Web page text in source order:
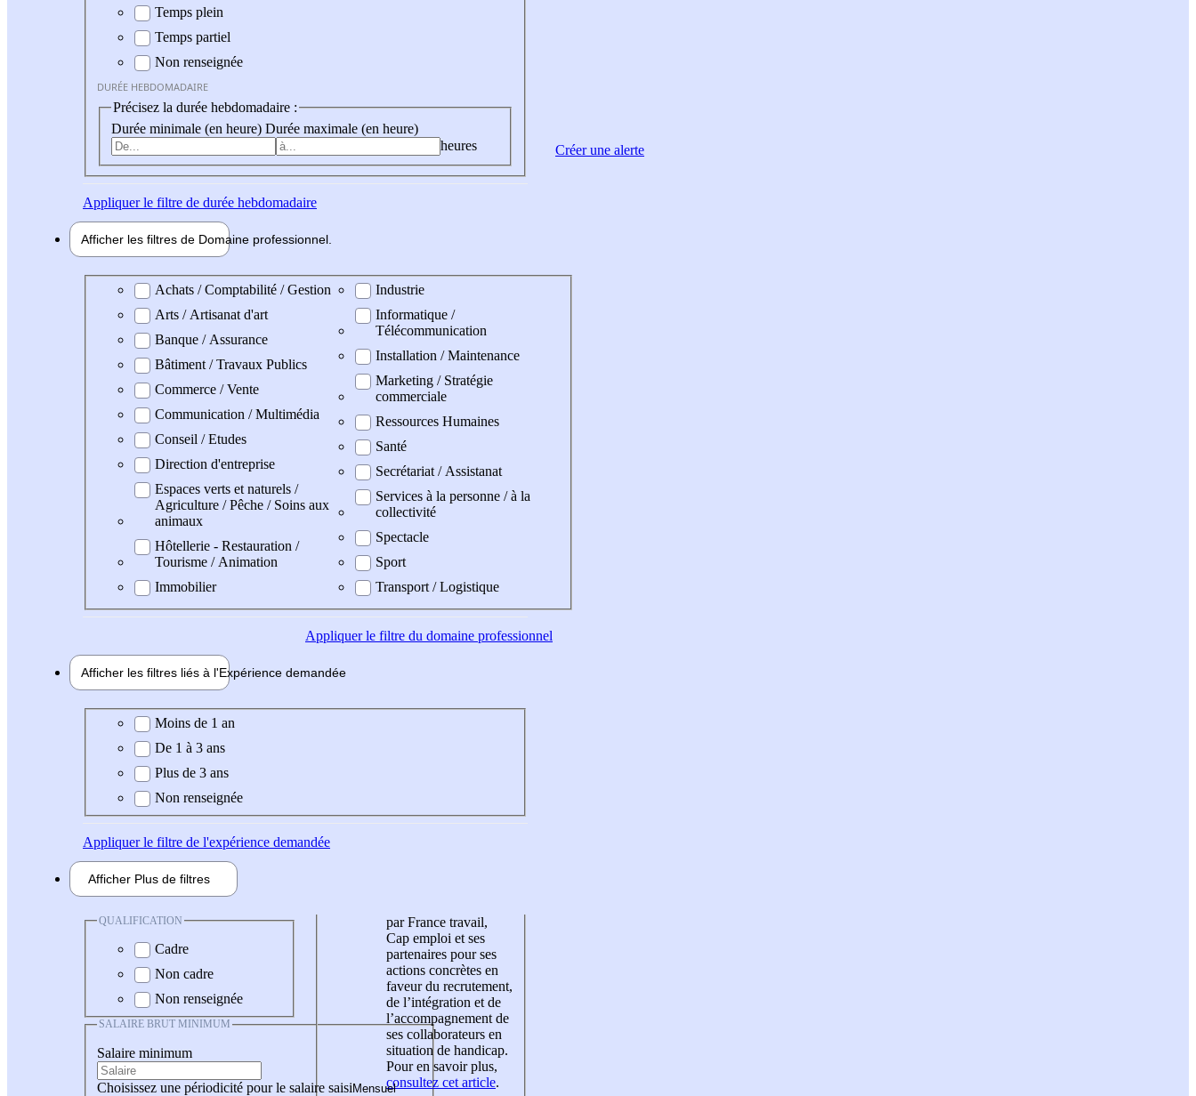
Durée hebdomadaire
Temps plein
Temps partiel
Non renseignée
DURÉE HEBDOMADAIRE
Précisez la durée hebdomadaire :
Durée minimale (en heure) Durée maximale (en heure)
heures
Appliquerle filtre de durée hebdomadaire
Afficher les filtres de Domaine professionnel
Domaine professionel
Achats / Comptabilité / Gestion
Arts / Artisanat d'art
Banque / Assurance
Bâtiment / Travaux Publics
Commerce / Vente
Communication / Multimédia
Conseil / Etudes
Direction d'entreprise
Espaces verts et naturels /
Agriculture / Pêche / Soins aux
animaux
Hôtellerie - Restauration /
Tourisme / Animation
Immobilier
Industrie
Informatique /
Télécommunication
Installation / Maintenance
Marketing / Stratégie
commerciale
Ressources Humaines
Santé
Secrétariat / Assistanat
Services à la personne / à la
collectivité
Spectacle
Sport
Transport / Logistique
Appliquerle filtre du domaine professionnel
Afficher les filtres liés à l'Expérience demandée
Expérience demandée
Moins de 1 an
De 1 à 3 ans
Plus de 3 ans
Non renseignée
Appliquerle filtre de l'expérience demandée
Afficher Plus de filtres
QUALIFICATION
Cadre
Non cadre
Non renseignée
SALAIRE BRUT MINIMUM
Salaire minimum
Choisissez une périodicité pour le salaire saisi
par France travail,
Cap emploi et ses
partenaires pour ses
actions concrètes en
faveur du recrutement,
de l’intégration et de
l’accompagnement de
ses collaborateurs en
situation de handicap.
Pour en savoir plus,
consultez cet article.
Créer une alerte